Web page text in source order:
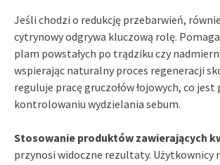
Jeśli chodzi o redukcję przebarwień,
cytrynowy odgrywa kluczową rolę.
plam powstałych po trądziku czy
wspierając naturalny proces regeneracji
reguluje pracę gruczołów łojowych, co
kontrolowaniu wydzielania sebum.
Stosowanie produktów zawierających
przynosi widoczne rezultaty. Użytkownicy